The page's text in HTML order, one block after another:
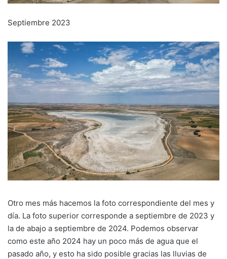
Septiembre 2023
Otro mes más hacemos la foto correspondiente del mes y
día. La foto superior corresponde a septiembre de 2023 y
la de abajo a septiembre de 2024. Podemos observar
como este año 2024 hay un poco más de agua que el
pasado año, y esto ha sido posible gracias las lluvias de